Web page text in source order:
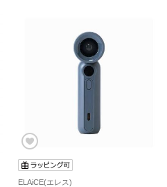
ELAiCE(エレス)